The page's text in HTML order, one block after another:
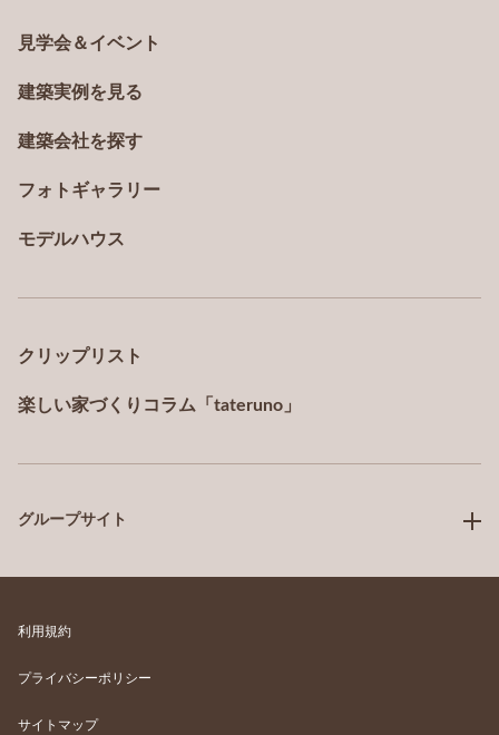
見学会＆イベント
建築実例を見る
建築会社を探す
フォトギャラリー
モデルハウス
クリップリスト
楽しい家づくりコラム「tateruno」
グループサイト
利用規約
プライバシーポリシー
サイトマップ